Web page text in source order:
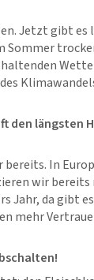
Jetzt gibt es
Sommer
den längsten
In
wir
da gibt
mehr